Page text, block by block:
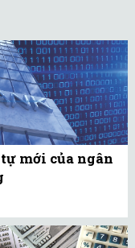
mới của ngân